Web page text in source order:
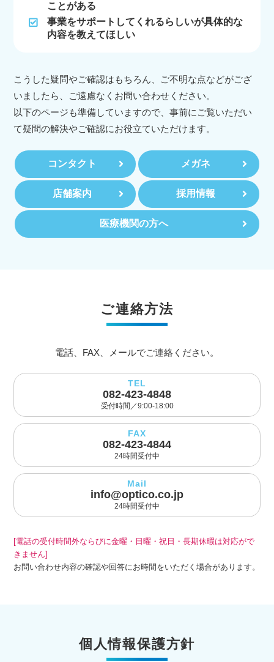
ことがある
事業をサポートしてくれるらしいが具体的な
内容を教えてほしい
こうした疑問やご確認はもちろん、ご不明な点などがござ
いましたら、ご遠慮なくお問い合わせください。
以下のページも準備していますので、事前にご覧いただい
て疑問の解決やご確認にお役立ていただけます。
コンタクト メガネ
店舗案内 採用情報
医療機関の方へ
ご連絡方法
電話、FAX、メールでご連絡ください。
TEL
082-423-4848
受付時間／9:00-18:00
FAX
082-423-4844
24時間受付中
Mail
info@optico.co.jp
24時間受付中
[電話の受付時間外ならびに金曜・日曜・祝日・長期休暇は対応がで
きません]
お問い合わせ内容の確認や回答にお時間をいただく場合があります。
個人情報保護方針